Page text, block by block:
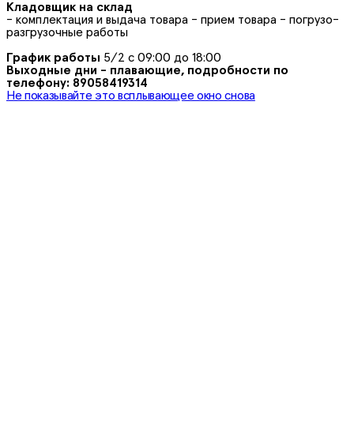
Кладовщик на склад
- комплектация и выдача товара - прием товара - погрузо-
разгрузочные работы
График работы 5/2 с 09:00 до 18:00
Выходные дни - плавающие, подробности по
телефону: 89058419314
Не показывайте это всплывающее окно снова